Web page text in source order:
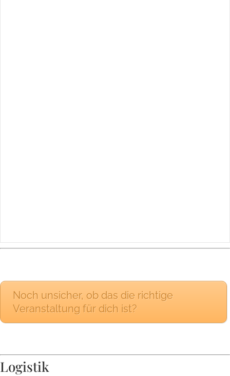
Noch unsicher, ob das die richtige
Veranstaltung für dich ist?
Logistik